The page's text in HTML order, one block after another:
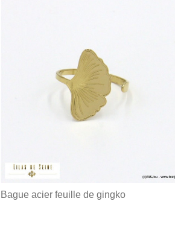
Bague acier feuille de gingko